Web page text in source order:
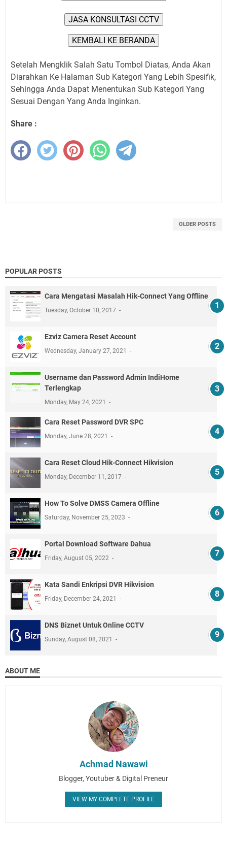
JASA KONSULTASI CCTV
KEMBALI KE BERANDA
Setelah Mengklik Salah Satu Tombol Diatas, Anda Akan
Diarahkan Ke Halaman Sub Kategori Yang Lebih Spesifik,
Sehingga Anda Dapat Menentukan Sub Kategori Yang
Sesuai Dengan Yang Anda Inginkan.
Share :
OLDER POSTS
POPULAR POSTS
Cara Mengatasi Masalah Hik-Connect Yang Offline
Tuesday, October 10, 2017
Ezviz Camera Reset Account
Wednesday, January 27, 2021
Username dan Password Admin IndiHome
Terlengkap
Monday, May 24, 2021
Cara Reset Password DVR SPC
Monday, June 28, 2021
Cara Reset Cloud Hik-Connect Hikvision
Monday, December 11, 2017
How To Solve DMSS Camera Offline
Saturday, November 25, 2023
Portal Download Software Dahua
Friday, August 05, 2022
Kata Sandi Enkripsi DVR Hikvision
Friday, December 24, 2021
DNS Biznet Untuk Online CCTV
Sunday, August 08, 2021
ABOUT ME
Achmad Nawawi
Blogger, Youtuber & Digital Preneur
VIEW MY COMPLETE PROFILE